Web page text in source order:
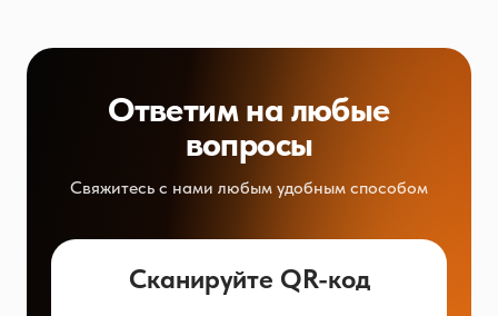
Ответим на любые
вопросы
Свяжитесь с нами любым удобным способом
Сканируйте QR-код